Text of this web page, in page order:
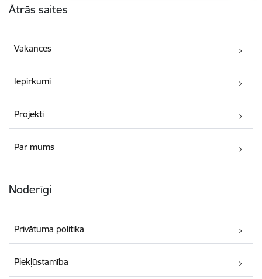
Ātrās saites
Vakances
Iepirkumi
Projekti
Par mums
Noderīgi
Privātuma politika
Piekļūstamība